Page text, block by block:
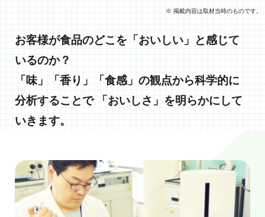
※ 掲載内容は取材当時のものです。
お客様が食品のどこを「おいしい」と感じて
いるのか？
「味」「香り」「食感」の観点から科学的に
分析することで「おいしさ」を明らかにして
いきます。